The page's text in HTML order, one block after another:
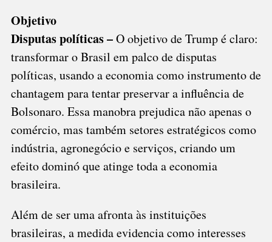
Objetivo
Disputas políticas –O objetivo de Trump é claro:
transformar o Brasil em palco de disputas
políticas, usando a economia como instrumento de
chantagem para tentar preservar a influência de
Bolsonaro. Essa manobra prejudica não apenas o
comércio, mas também setores estratégicos como
indústria, agronegócio e serviços, criando um
efeito dominó que atinge toda a economia
brasileira.
Além de ser uma afronta às instituições
brasileiras, a medida evidencia como interesses